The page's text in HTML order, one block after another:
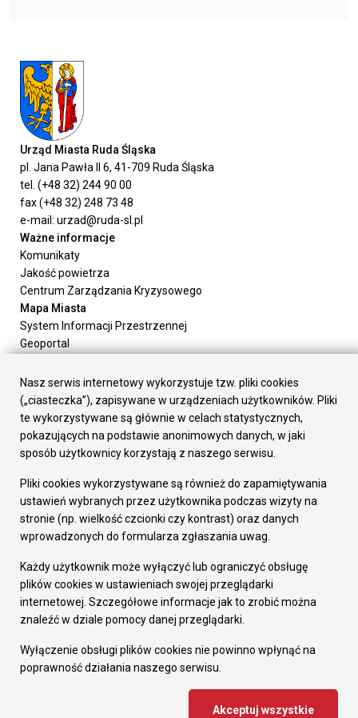
Urząd Miasta Ruda Śląska
pl. Jana Pawła II 6, 41-709 Ruda Śląska
tel. (+48 32) 244 90 00
fax (+48 32) 248 73 48
e-mail: urzad@ruda-sl.pl
Ważne informacje
Komunikaty
Jakość powietrza
Centrum Zarządzania Kryzysowego
Mapa Miasta
System Informacji Przestrzennej
Geoportal
Załatw sprawę
Prezydent Miasta
Rada Miasta
Wydziały
Elektroniczna Skrzynka Podawcza
Gospodarka
Fundusze europejskie
Środki krajowe
Oferty inwestycyjne
Pozostałe
Deklaracja dostępności
Dane osobowe
Dodaj opinię o witrynie
Nasz serwis internetowy wykorzystuje tzw. pliki cookies
(„ciasteczka”), zapisywane w urządzeniach użytkowników. Pliki
te wykorzystywane są głównie w celach statystycznych,
pokazujących na podstawie anonimowych danych, w jaki
sposób użytkownicy korzystają z naszego serwisu.
Pliki cookies wykorzystywane są również do zapamiętywania
ustawień wybranych przez użytkownika podczas wizyty na
stronie (np. wielkość czcionki czy kontrast) oraz danych
wprowadzonych do formularza zgłaszania uwag.
Każdy użytkownik może wyłączyć lub ograniczyć obsługę
plików cookies w ustawieniach swojej przeglądarki
internetowej. Szczegółowe informacje jak to zrobić można
znaleźć w dziale pomocy danej przeglądarki.
Wyłączenie obsługi plików cookies nie powinno wpłynąć na
poprawność działania naszego serwisu.
Akceptuj wszystkie